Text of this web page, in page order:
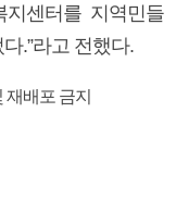
지센터를 지역민들
.”라고 전했다.
재배포 금지